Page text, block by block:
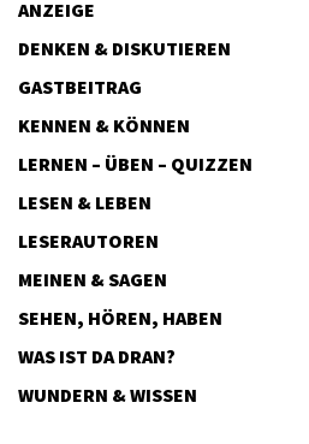
ANZEIGE
DENKEN & DISKUTIEREN
GASTBEITRAG
KENNEN & KÖNNEN
LERNEN – ÜBEN – QUIZZEN
LESEN & LEBEN
LESERAUTOREN
MEINEN & SAGEN
SEHEN, HÖREN, HABEN
WAS IST DA DRAN?
WUNDERN & WISSEN